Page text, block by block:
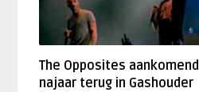
The Opposites aankomend
najaar terug in Gashouder